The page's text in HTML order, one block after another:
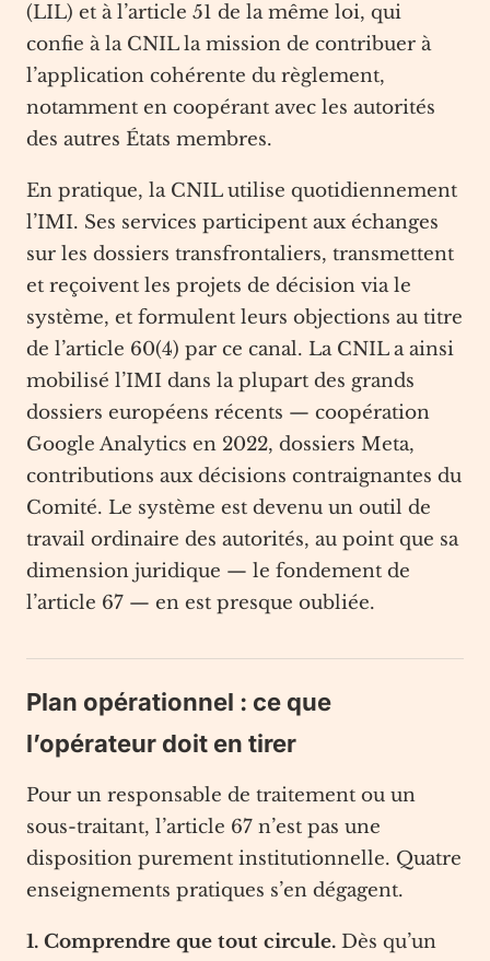
(LIL) et à l’article 51 de la même loi, qui
confie à la CNIL la mission de contribuer à
l’application cohérente du règlement,
notamment en coopérant avec les autorités
des autres États membres.
En pratique, la CNIL utilise quotidiennement
l’IMI. Ses services participent aux échanges
sur les dossiers transfrontaliers, transmettent
et reçoivent les projets de décision via le
système, et formulent leurs objections au titre
de l’article 60(4) par ce canal. La CNIL a ainsi
mobilisé l’IMI dans la plupart des grands
dossiers européens récents — coopération
Google Analytics en 2022, dossiers Meta,
contributions aux décisions contraignantes du
Comité. Le système est devenu un outil de
travail ordinaire des autorités, au point que sa
dimension juridique — le fondement de
l’article 67 — en est presque oubliée.
Plan opérationnel : ce que
l’opérateur doit en tirer
Pour un responsable de traitement ou un
sous-traitant, l’article 67 n’est pas une
disposition purement institutionnelle. Quatre
enseignements pratiques s’en dégagent.
1. Comprendre que tout circule. Dès qu’un